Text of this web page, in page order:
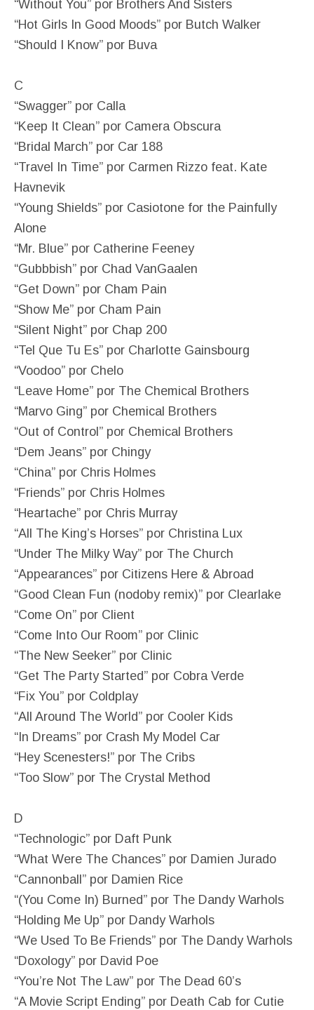
“Without You” por Brothers And Sisters
“Hot Girls In Good Moods” por Butch Walker
“Should I Know” por Buva
C
“Swagger” por Calla
“Keep It Clean” por Camera Obscura
“Bridal March” por Car 188
“Travel In Time” por Carmen Rizzo feat. Kate
Havnevik
“Young Shields” por Casiotone for the Painfully
Alone
“Mr. Blue” por Catherine Feeney
“Gubbbish” por Chad VanGaalen
“Get Down” por Cham Pain
“Show Me” por Cham Pain
“Silent Night” por Chap 200
“Tel Que Tu Es” por Charlotte Gainsbourg
“Voodoo” por Chelo
“Leave Home” por The Chemical Brothers
“Marvo Ging” por Chemical Brothers
“Out of Control” por Chemical Brothers
“Dem Jeans” por Chingy
“China” por Chris Holmes
“Friends” por Chris Holmes
“Heartache” por Chris Murray
“All The King’s Horses” por Christina Lux
“Under The Milky Way” por The Church
“Appearances” por Citizens Here & Abroad
“Good Clean Fun (nodoby remix)” por Clearlake
“Come On” por Client
“Come Into Our Room” por Clinic
“The New Seeker” por Clinic
“Get The Party Started” por Cobra Verde
“Fix You” por Coldplay
“All Around The World” por Cooler Kids
“In Dreams” por Crash My Model Car
“Hey Scenesters!” por The Cribs
“Too Slow” por The Crystal Method
D
“Technologic” por Daft Punk
“What Were The Chances” por Damien Jurado
“Cannonball” por Damien Rice
“(You Come In) Burned” por The Dandy Warhols
“Holding Me Up” por Dandy Warhols
“We Used To Be Friends” por The Dandy Warhols
“Doxology” por David Poe
“You’re Not The Law” por The Dead 60’s
“A Movie Script Ending” por Death Cab for Cutie